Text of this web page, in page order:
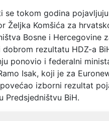
se tokom godina
Željka Komšića za
Bosne i Hercegovine
rezultatu HDZ-a
ponovio i federalni
Isak, koji je za
izborni rezultat
Predsjedništvu BiH.